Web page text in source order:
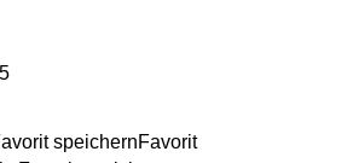
speichernFavorit